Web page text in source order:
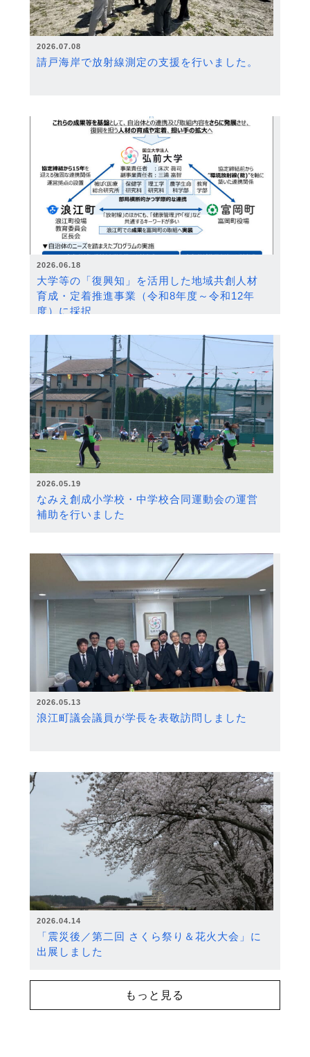
2026.07.08
請戸海岸で放射線測定の支援を行いました。
2026.06.18
大学等の「復興知」を活用した地域共創人材
育成・定着推進事業（令和8年度～令和12年
度）に採択
2026.05.19
なみえ創成小学校・中学校合同運動会の運営
補助を行いました
2026.05.13
浪江町議会議員が学長を表敬訪問しました
2026.04.14
「震災後／第二回 さくら祭り＆花火大会」に
出展しました
もっと見る